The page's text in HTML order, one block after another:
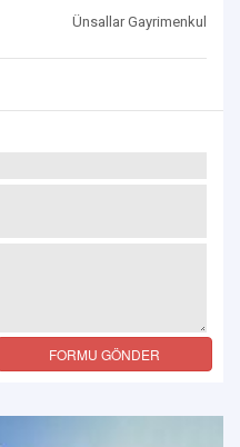
Ünsallar Gayrimenkul
FORMU GÖNDER